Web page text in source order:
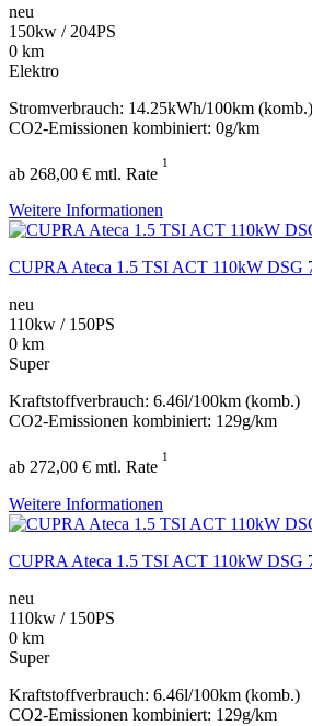
neu
150kw / 204PS
0 km
Elektro
Stromverbrauch: 14.25kWh/100km (komb.)
CO2-Emissionen kombiniert: 0g/km
ab 268,00 € mtl. Rate
1
Weitere Informationen
CUPRA Ateca 1.5 TSI ACT 110kW DSG
neu
110kw / 150PS
0 km
Super
Kraftstoffverbrauch: 6.46l/100km (komb.)
CO2-Emissionen kombiniert: 129g/km
ab 272,00 € mtl. Rate
1
Weitere Informationen
CUPRA Ateca 1.5 TSI ACT 110kW DSG
neu
110kw / 150PS
0 km
Super
Kraftstoffverbrauch: 6.46l/100km (komb.)
CO2-Emissionen kombiniert: 129g/km